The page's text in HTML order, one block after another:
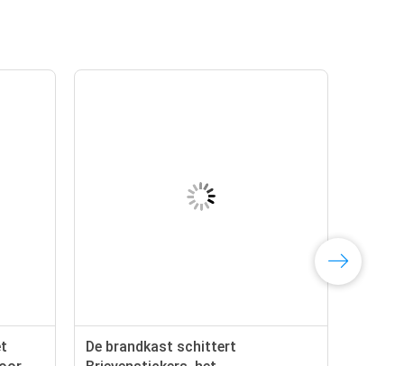
De brandkast schittert